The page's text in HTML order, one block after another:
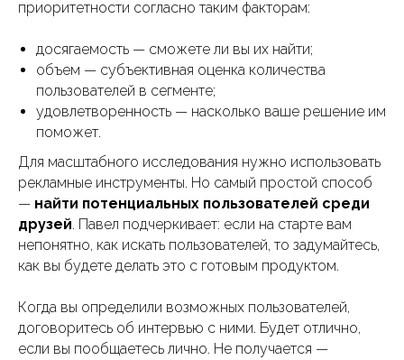
приоритетности согласно таким факторам:
досягаемость — сможете ли вы их найти;
объем — субъективная оценка количества
пользователей в сегменте;
удовлетворенность — насколько ваше решение им
поможет.
Для масштабного исследования нужно использовать
рекламные инструменты. Но самый простой способ
— найти потенциальных пользователей среди
друзей. Павел подчеркивает: если на старте вам
непонятно, как искать пользователей, то задумайтесь,
как вы будете делать это с готовым продуктом.
Когда вы определили возможных пользователей,
договоритесь об интервью с ними. Будет отлично,
если вы пообщаетесь лично. Не получается —